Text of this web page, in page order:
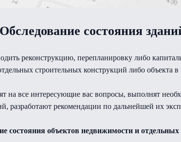
Обследование состояния
реконструкцию, перепланировку либо
строительных конструкций либо объекта в
на все интересующие вас вопросы, выполнят
разработают рекомендации по дальнейшей их
состояния объектов недвижимости и